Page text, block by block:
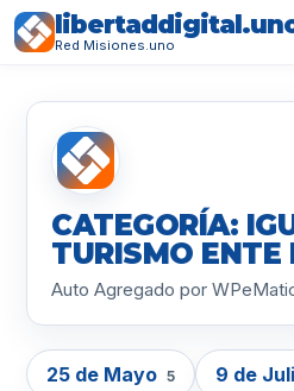
Red Misiones.uno
CATEGORÍA:
TURISMO ENTE
Auto Agregado por
25 de Mayo 5 9 de